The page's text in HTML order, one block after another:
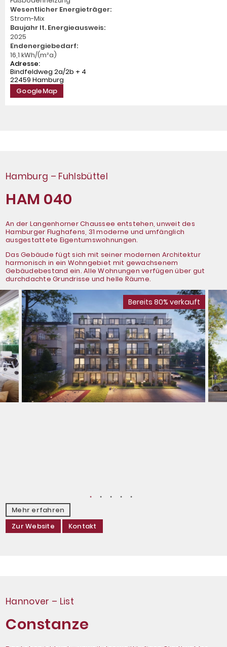
Wesentlicher Energieträger:
Strom-Mix
Baujahr lt. Energieausweis:
2025
Endenergiebedarf:
16,1 kWh/(m²a)
Adresse:
Bindfeldweg 2a/2b + 4
22459 Hamburg
GoogleMap
Hamburg – Fuhlsbüttel
HAM 040
An der Langenhorner Chaussee entstehen, unweit des
Hamburger Flughafens, 31 moderne und umfänglich
ausgestattete Eigentumswohnungen.
Das Gebäude fügt sich mit seiner modernen Architektur
harmonisch in ein Wohngebiet mit gewachsenem
Gebäudebestand ein. Alle Wohnungen verfügen über gut
durchdachte Grundrisse und helle Räume.
Bereits 80% verkauft
Mehr erfahren
Zur Website
Kontakt
Hannover – List
Constanze